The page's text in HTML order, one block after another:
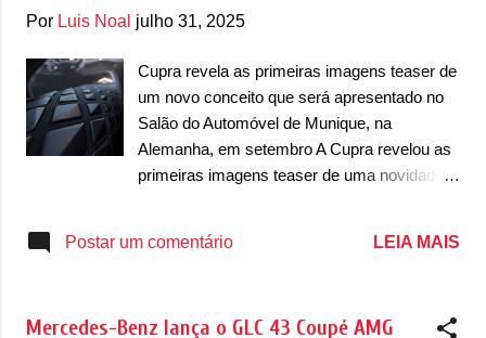
protótipo foi guiado dentro de um circuito
rampa de 1,86km com uma subida e uma
descida íngreme. Essa pista geralmente
prova a capacidade do modelo de subir
aclives bem fortes, provando a força do
motor, no caso, do conjunto elétrico do
desniveladas que mostram como a
Por Luis Noal julho 31, 2025
Cupra revela as primeiras imagens teaser de
um novo conceito que será apresentado no
Salão do Automóvel de Munique, na
Alemanha, em setembro A Cupra revelou as
primeiras imagens teaser de uma novidade
IAA. A edição de 2025 acontece neste ano
apresentada em forma de um carro conceito.
Postar um comentário LEIA MAIS
Mercedes-Benz lança o GLC 43 Coupé AMG